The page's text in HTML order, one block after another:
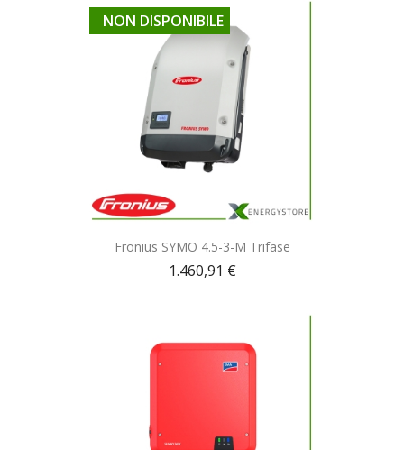
Anteprima
Fronius SYMO 4.5-3-M Trifase
1.460,91 €
NON DISPONIBILE